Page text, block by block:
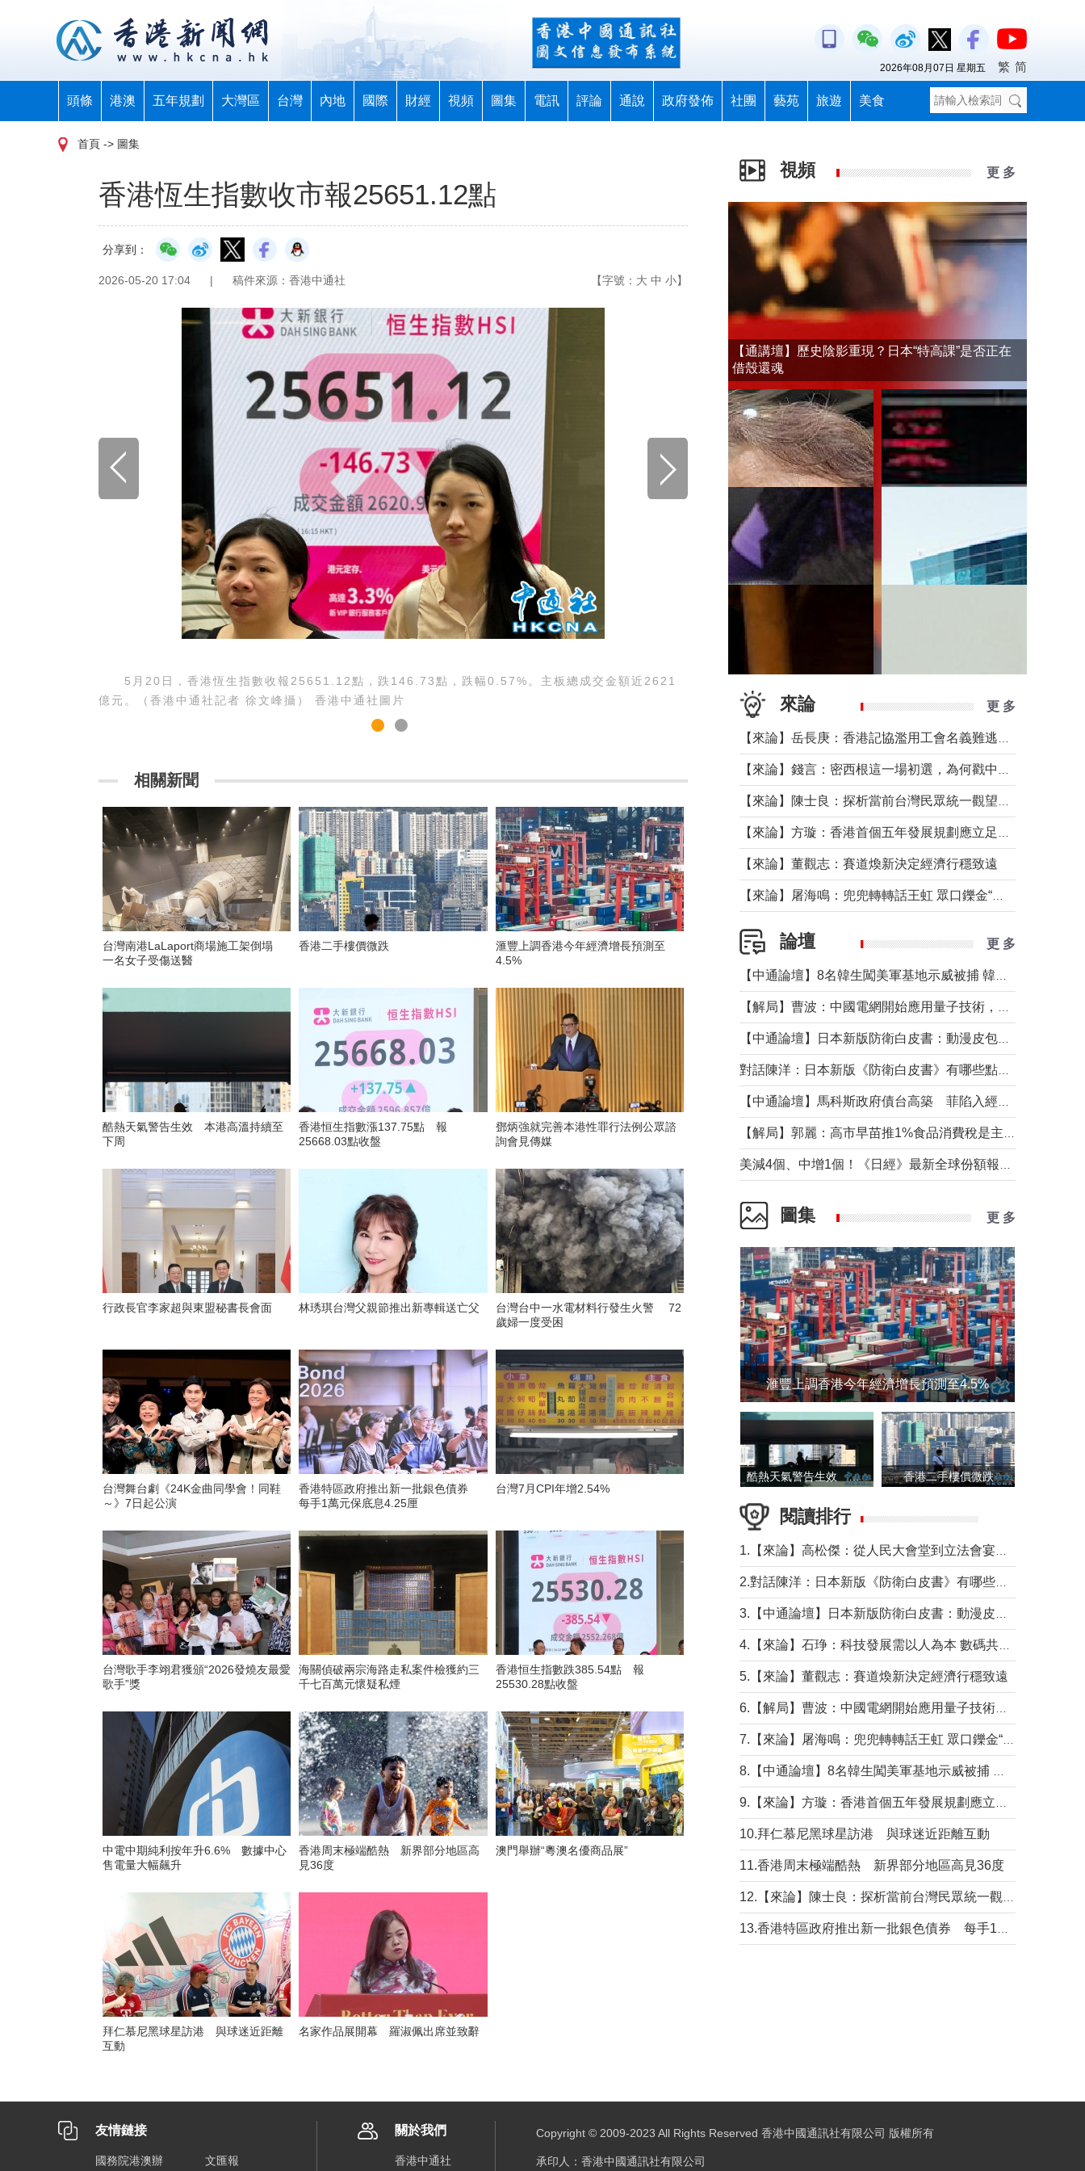
頭條 港澳 五年規劃 大灣區 台灣 內地 國際 財經 視頻 圖集 電訊 評論 通說 政府發佈 社團 藝苑 旅遊 美食
2026年08月07日 星期五 繁 简
首頁 -> 圖集
香港恆生指數收市報25651.12點
分享到：
2026-05-20 17:04 | 稿件來源：香港中通社 【字號： 大 中 小】
5月20日，香港恆生指數收報25651.12點，跌146.73點，跌幅0.57%。主板總成交金額近2621
億元。（香港中通社記者 徐文峰攝） 香港中通社圖片
相關新聞
台灣南港LaLaport商場施工架倒塌
一名女子受傷送醫
香港二手樓價微跌
滙豐上調香港今年經濟增長預測至
4.5%
酷熱天氣警告生效 本港高溫持續至
下周
香港恒生指數漲137.75點 報
25668.03點收盤
鄧炳強就完善本港性罪行法例公眾諮
詢會見傳媒
行政長官李家超與東盟秘書長會面 林琇琪台灣父親節推出新專輯送亡父
台灣台中一水電材料行發生火警 72
歲婦一度受困
台灣舞台劇《24K金曲同學會！同鞋
～》7日起公演
香港特區政府推出新一批銀色債券
每手1萬元保底息4.25厘
台灣7月CPI年增2.54%
台灣歌手李翊君獲頒“2026發燒友最愛
歌手”獎
海關偵破兩宗海路走私案件檢獲約三
千七百萬元懷疑私煙
香港恒生指數跌385.54點 報
25530.28點收盤
中電中期純利按年升6.6% 數據中心
售電量大幅飆升
香港周末極端酷熱 新界部分地區高
見36度
澳門舉辦“粵澳名優商品展”
拜仁慕尼黑球星訪港 與球迷近距離
互動
名家作品展開幕 羅淑佩出席並致辭
視頻 更 多
【通講壇】歷史陰影重現？日本“特高課”是否正在
借殼還魂
來論 更 多
【來論】董觀志：賽道煥新決定經濟行穩致遠
論壇 更 多
圖集 更 多
滙豐上調香港今年經濟增長預測至4.5%
酷熱天氣警告生效 本港高溫持續至下周 香港二手樓價微跌
閱讀排行
5.【來論】董觀志：賽道煥新決定經濟行穩致遠
10.拜仁慕尼黑球星訪港 與球迷近距離互動
11.香港周末極端酷熱 新界部分地區高見36度
友情鏈接
國務院港澳辦 文匯報
關於我們
香港中通社
Copyright © 2009-2023 All Rights Reserved 香港中國通訊社有限公司 版權所有
承印人：香港中國通訊社有限公司